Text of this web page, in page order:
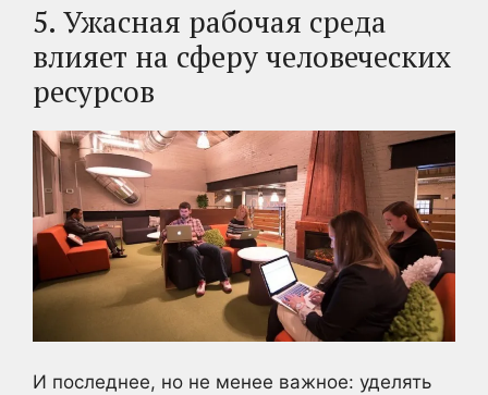
5. Ужасная рабочая среда
влияет на сферу человеческих
ресурсов
И последнее, но не менее важное: уделять